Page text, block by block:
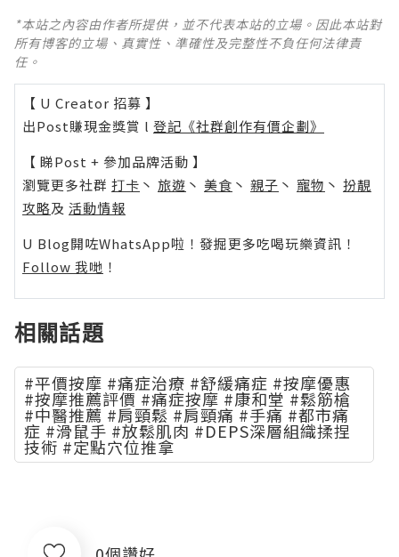
*本站之內容由作者所提供，並不代表本站的立場。因此本站對
所有博客的立場、真實性、準確性及完整性不負任何法律責
任。
【 U Creator 招募 】
出Post賺現金獎賞 l 登記《社群創作有價企劃》
【 睇Post + 參加品牌活動 】
瀏覽更多社群 打卡 丶 旅遊 丶 美食 丶 親子 丶 寵物 丶 扮靚
攻略及 活動情報
U Blog開咗WhatsApp啦！發掘更多吃喝玩樂資訊！
Follow 我哋 ！
相關話題
#平價按摩 #痛症治療 #舒緩痛症 #按摩優惠
#按摩推薦評價 #痛症按摩 #康和堂 #鬆筋槍
#中醫推薦 #肩頸鬆 #肩頸痛 #手痛 #都市痛
症 #滑鼠手 #放鬆肌肉 #DEPS深層組織揉捏
技術 #定點穴位推拿